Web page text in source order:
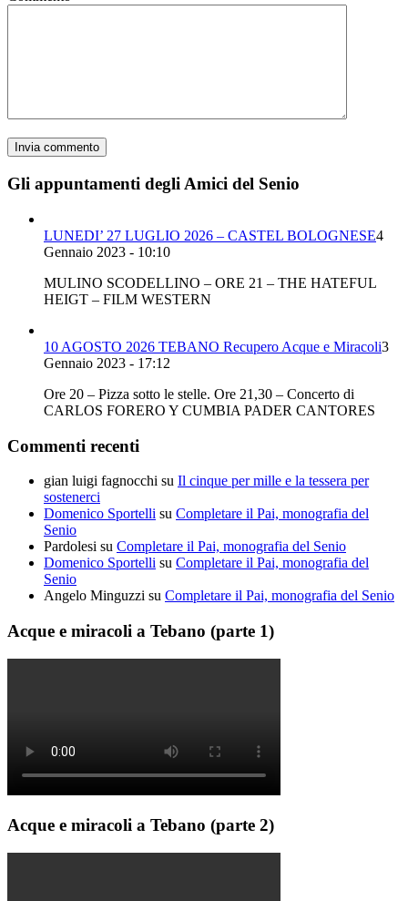
Gli appuntamenti degli Amici del Senio
LUNEDI’ 27 LUGLIO 2026 – CASTEL BOLOGNESE4
Gennaio 2023 - 10:10
MULINO SCODELLINO – ORE 21 – THE HATEFUL
HEIGT – FILM WESTERN
10 AGOSTO 2026 TEBANO Recupero Acque e Miracoli3
Gennaio 2023 - 17:12
Ore 20 – Pizza sotto le stelle. Ore 21,30 – Concerto di
CARLOS FORERO Y CUMBIA PADER CANTORES
Commenti recenti
gian luigi fagnocchi su Il cinque per mille e la tessera per
sostenerci
Domenico Sportelli su Completare il Pai, monografia del
Senio
Pardolesi su Completare il Pai, monografia del Senio
Domenico Sportelli su Completare il Pai, monografia del
Senio
Angelo Minguzzi su Completare il Pai, monografia del Senio
Acque e miracoli a Tebano (parte 1)
Acque e miracoli a Tebano (parte 2)